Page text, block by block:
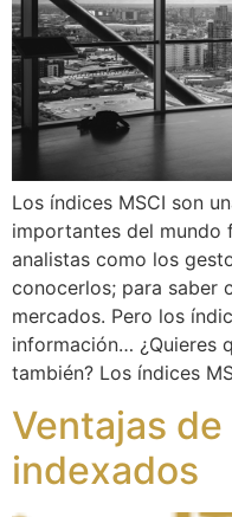
Los índices MSCI son
importantes del mundo
analistas como los
conocerlos; para saber
mercados. Pero los
información… ¿Quieres
también? Los índices
Ventajas
indexados